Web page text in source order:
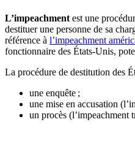
Voir tous les pays
Amazon
🇳🇱 Pays-Bas
Toutes les fiches pays
L’impeachment est une
destituer une personne de sa
référence à l’impeachment
fonctionnaire des États-Unis,
La procédure de destitution des
une enquête ;
une mise en accusation
un procès (l’impeachment